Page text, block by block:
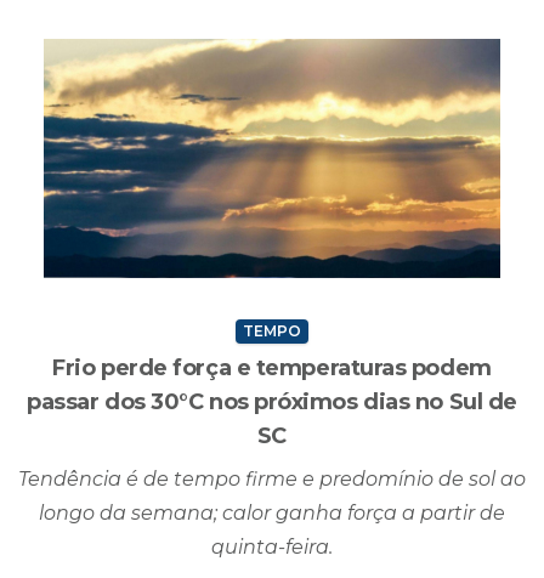
TEMPO
Frio perde força e temperaturas podem
passar dos 30°C nos próximos dias no Sul de
SC
Tendência é de tempo firme e predomínio de sol ao
longo da semana; calor ganha força a partir de
quinta-feira.